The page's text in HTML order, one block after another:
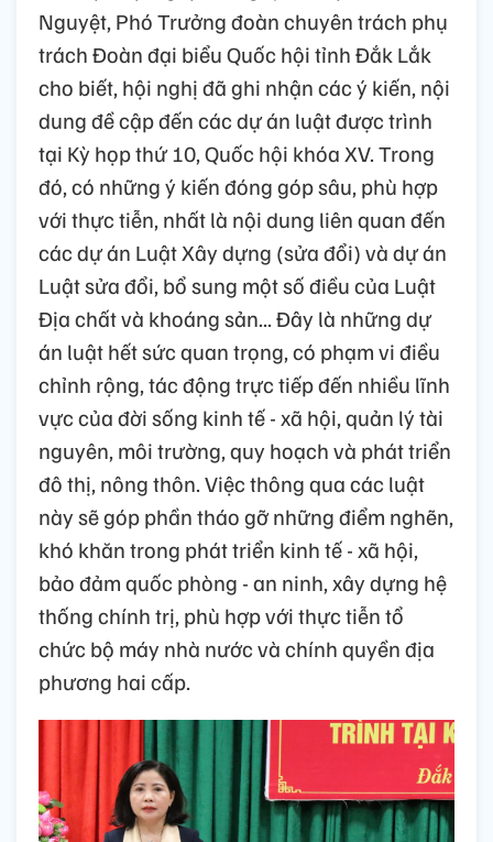
Nguyệt, Phó Trưởng đoàn chuyên trách phụ
trách Đoàn đại biểu Quốc hội tỉnh Đắk Lắk
cho biết, hội nghị đã ghi nhận các ý kiến, nội
dung đề cập đến các dự án luật được trình
tại Kỳ họp thứ 10, Quốc hội khóa XV. Trong
đó, có những ý kiến đóng góp sâu, phù hợp
với thực tiễn, nhất là nội dung liên quan đến
các dự án Luật Xây dựng (sửa đổi) và dự án
Luật sửa đổi, bổ sung một số điều của Luật
Địa chất và khoáng sản... Đây là những dự
án luật hết sức quan trọng, có phạm vi điều
chỉnh rộng, tác động trực tiếp đến nhiều lĩnh
vực của đời sống kinh tế - xã hội, quản lý tài
nguyên, môi trường, quy hoạch và phát triển
đô thị, nông thôn. Việc thông qua các luật
này sẽ góp phần tháo gỡ những điểm nghẽn,
khó khăn trong phát triển kinh tế - xã hội,
bảo đảm quốc phòng - an ninh, xây dựng hệ
thống chính trị, phù hợp với thực tiễn tổ
chức bộ máy nhà nước và chính quyền địa
phương hai cấp.